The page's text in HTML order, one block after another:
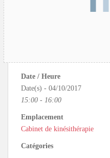
Date / Heure
Date(s) - 04/10/2017
15:00 - 16:00
Emplacement
Cabinet de kinésithérapie
Catégories